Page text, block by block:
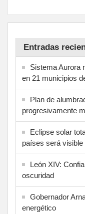
Entradas
Sistema Aurora
en 21 municipios
Plan de
progresivamente
Eclipse solar
países será visible
León XIV:
oscuridad
Gobernador
energético